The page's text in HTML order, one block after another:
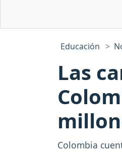
Educación
Las
Colombia